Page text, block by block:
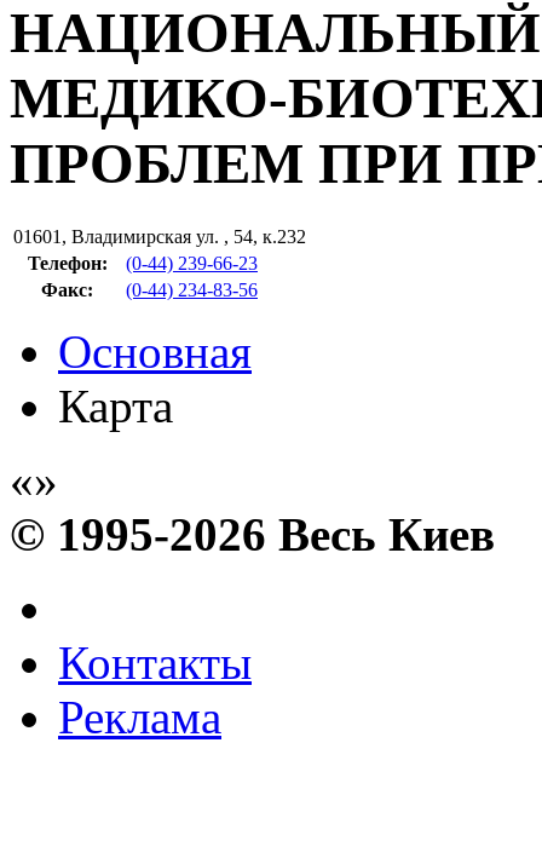
НАЦИОНАЛЬНЫЙ
МЕДИКО-
ПРОБЛЕМ ПРИ
01601 , Владимирская ул. , 54, к.232
Телефон:
(0-44) 239-66-23
Факс: (0-44) 234-83-56
Основная
Карта
© 1995-2026 Весь Киев
Контакты
Реклама